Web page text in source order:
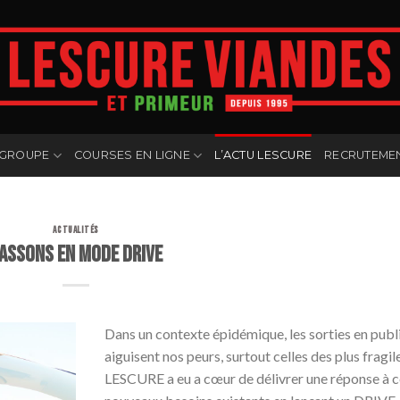
COURSES EN LIGNE L’ACTU LESCURE
ACTUALITÉS
en Mode Drive
Dans un contexte épidémique, les sorties en
aiguisent nos peurs, surtout celles des plus
LESCURE a eu a cœur de délivrer une réponse à